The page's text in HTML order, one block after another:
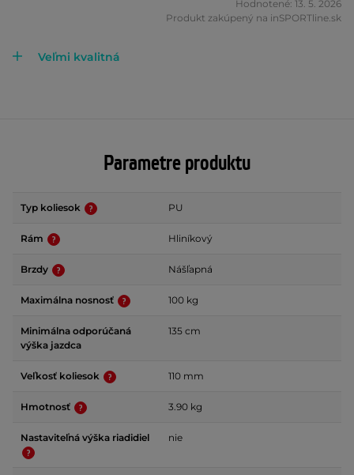
Hodnotené: 13. 5. 2026
Produkt zakúpený na inSPORTline.sk
Veľmi kvalitná
Parametre produktu
Typ koliesok PU
Rám Hliníkový
Brzdy Nášľapná
Maximálna nosnosť 100 kg
Minimálna odporúčaná
výška jazdca
135 cm
Veľkosť koliesok 110 mm
Hmotnosť 3.90 kg
Nastaviteľná výška riadidiel nie